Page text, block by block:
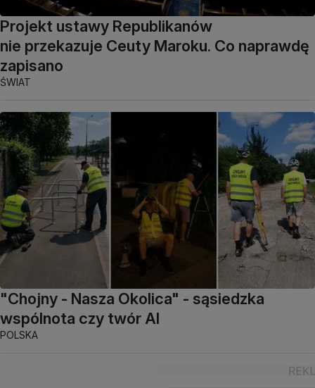
Projekt ustawy Republikanów
nie przekazuje Ceuty Maroku. Co naprawdę
zapisano
ŚWIAT
"Chojny - Nasza Okolica" - sąsiedzka
wspólnota czy twór AI
POLSKA